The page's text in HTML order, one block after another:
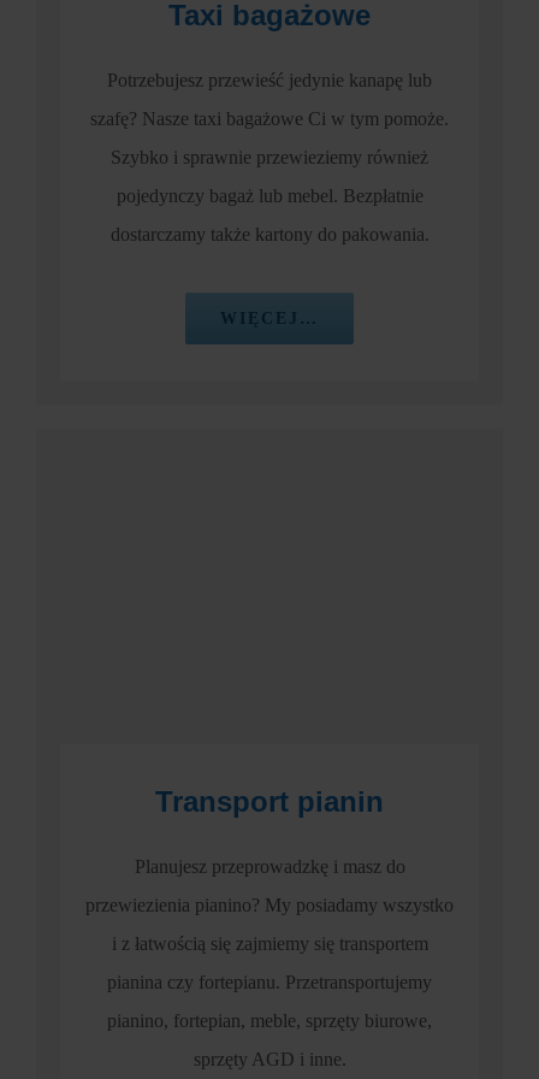
Taxi bagażowe
Potrzebujesz przewieść jedynie kanapę lub
szafę? Nasze taxi bagażowe Ci w tym pomoże.
Szybko i sprawnie przewieziemy również
pojedynczy bagaż lub mebel. Bezpłatnie
dostarczamy także kartony do pakowania.
WIĘCEJ…
Transport pianin
Planujesz przeprowadzkę i masz do
przewiezienia pianino? My posiadamy wszystko
i z łatwością się zajmiemy się transportem
pianina czy fortepianu. Przetransportujemy
pianino, fortepian, meble, sprzęty biurowe,
sprzęty AGD i inne.